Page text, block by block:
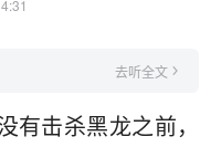
去听全文
有击杀黑龙之前，